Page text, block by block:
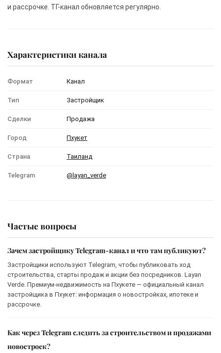
и рассрочке. ТГ-канал обновляется регулярно.
Характеристики канала
Формат Канал
Тип Застройщик
Сделки Продажа
Город Пхукет
Страна Таиланд
Telegram @layan_verde
Частые вопросы
Зачем застройщику Telegram-канал и что там публикуют?
Застройщики используют Telegram, чтобы публиковать ход
строительства, старты продаж и акции без посредников. Layan
Verde. Премиум-недвижимость на Пхукете — официальный канал
застройщика в Пхукет: информация о новостройках, ипотеке и
рассрочке.
Как через Telegram следить за строительством и продажами
новостроек?